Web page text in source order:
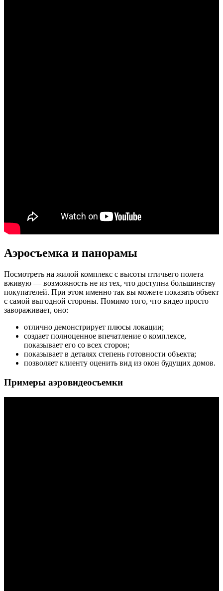
Аэросъемка и панорамы
Посмотреть на жилой комплекс с высоты птичьего полета
вживую — возможность не из тех, что доступна большинству
покупателей. При этом именно так вы можете показать объект
с самой выгодной стороны. Помимо того, что видео просто
завораживает, оно:
отлично демонстрирует плюсы локации;
создает полноценное впечатление о комплексе,
показывает его со всех сторон;
показывает в деталях степень готовности объекта;
позволяет клиенту оценить вид из окон будущих домов.
Примеры аэровидеосъемки